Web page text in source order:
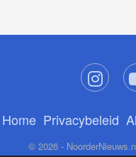
Home Privacybeleid
© 2026 -